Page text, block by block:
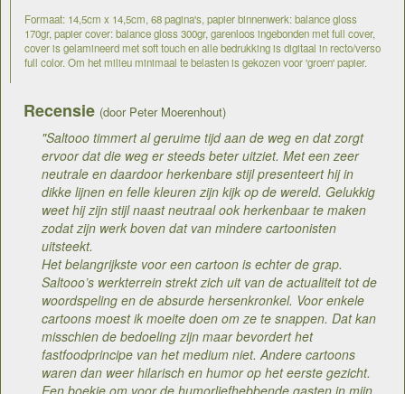
Formaat: 14,5cm x 14,5cm, 68 pagina's, papier binnenwerk: balance gloss
170gr, papier cover: balance gloss 300gr, garenloos ingebonden met full cover,
cover is gelamineerd met soft touch en alle bedrukking is digitaal in recto/verso
full color. Om het milieu minimaal te belasten is gekozen voor 'groen' papier.
Recensie (door Peter Moerenhout)
"Saltooo timmert al geruime tijd aan de weg en dat zorgt
ervoor dat die weg er steeds beter uitziet. Met een zeer
neutrale en daardoor herkenbare stijl presenteert hij in
dikke lijnen en felle kleuren zijn kijk op de wereld. Gelukkig
weet hij zijn stijl naast neutraal ook herkenbaar te maken
zodat zijn werk boven dat van mindere cartoonisten
uitsteekt.
Het belangrijkste voor een cartoon is echter de grap.
Saltooo’s werkterrein strekt zich uit van de actualiteit tot de
woordspeling en de absurde hersenkronkel. Voor enkele
cartoons moest ik moeite doen om ze te snappen. Dat kan
misschien de bedoeling zijn maar bevordert het
fastfoodprincipe van het medium niet. Andere cartoons
waren dan weer hilarisch en humor op het eerste gezicht.
Een boekje om voor de humorliefhebbende gasten in mijn